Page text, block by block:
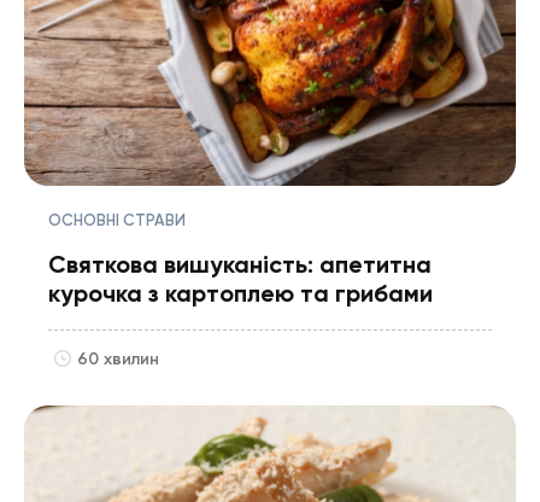
ОСНОВНІ СТРАВИ
Святкова вишуканість: апетитна
курочка з картоплею та грибами
60 хвилин